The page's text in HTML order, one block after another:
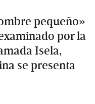
pequeño»
por la
Isela,
se presenta